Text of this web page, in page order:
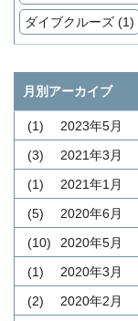
ダイブクルーズ (1)
月別アーカイブ
2023年5月
(1)
2021年3月
(3)
2021年1月
(1)
2020年6月
(5)
2020年5月
(10)
2020年3月
(1)
2020年2月
(2)